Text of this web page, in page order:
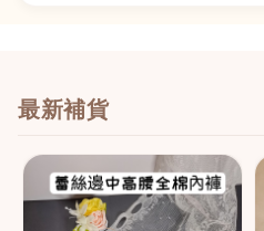
最新補貨